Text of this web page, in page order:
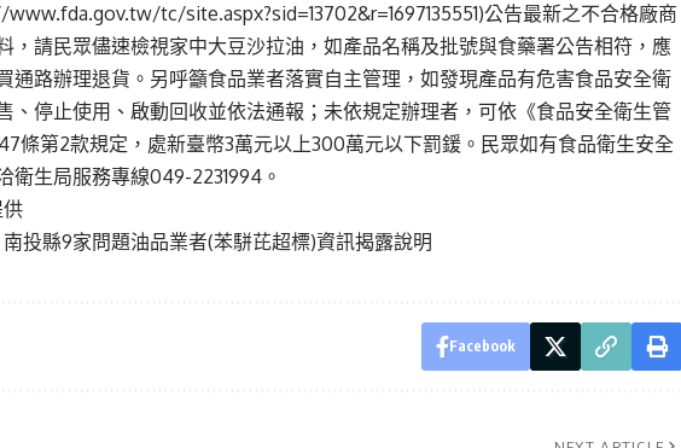
tc/site.aspx?sid=13702&r=1697135551)公告最新之不合格廠商
，請民眾儘速檢視家中大豆沙拉油，如產品名稱及批號與食藥署公告相符，應
通路辦理退貨。另呼籲食品業者落實自主管理，如發現產品有危害食品安全衛
、停止使用、啟動回收並依法通報；未依規定辦理者，可依《食品安全衛生管
條第2款規定，處新臺幣3萬元以上300萬元以下罰鍰。民眾如有食品衛生安全
衛生局服務專線049-2231994。
南投縣9家問題油品業者(苯駢芘超標)資訊揭露說明
Facebook